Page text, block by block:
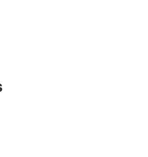
communale 2024-2030 et 2018-2024
et comptes annuels